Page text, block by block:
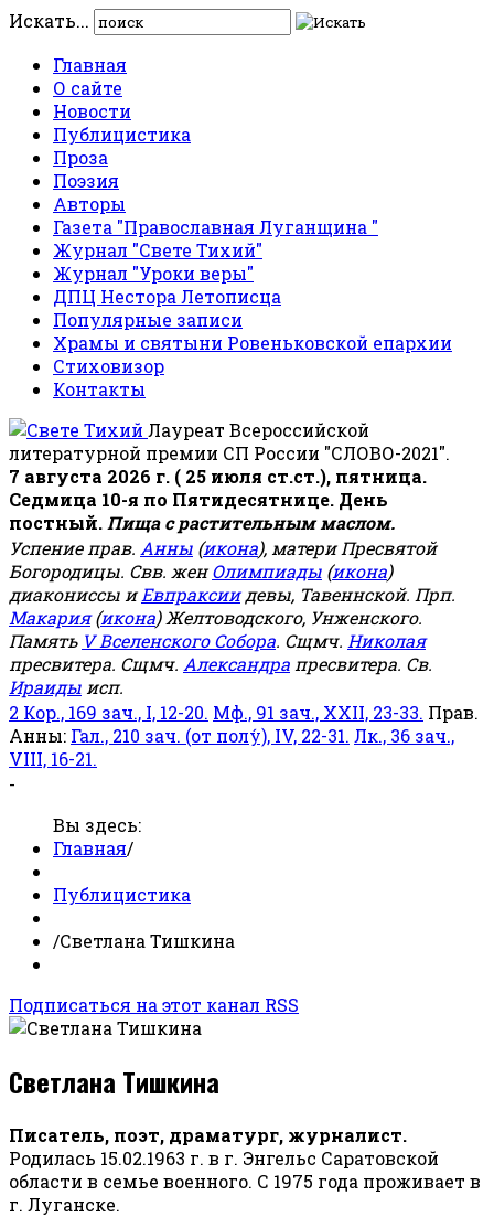
Искать...
Главная
О сайте
Новости
Публицистика
Проза
Поэзия
Авторы
Газета "Православная Луганщина "
Журнал "Свете Тихий"
Журнал "Уроки веры"
ДПЦ Нестора Летописца
Популярные записи
Храмы и святыни Ровеньковской епархии
Стиховизор
Контакты
Лауреат Всероссийской
литературной премии СП России "СЛОВО-2021".
7 августа 2026 г. ( 25 июля ст.ст.), пятница.
Седмица 10-я по Пятидесятнице. День
постный. Пища с растительным маслом.
Успение прав. Анны (икона), матери Пресвятой
Богородицы. Свв. женОлимпиады (икона)
диакониссы иЕвпраксиидевы, Тавеннской. Прп.
Макария(икона) Желтоводского, Унженского.
Память V Вселенского Собора. Сщмч. Николая
пресвитера. Сщмч. Александра пресвитера. Св.
Ираиды исп.
2 Кор., 169 зач., I, 12-20. Мф., 91 зач., XXII, 23-33. Прав.
Анны: Гал., 210 зач. (от полу́), IV, 22-31. Лк., 36 зач.,
VIII, 16-21.
-
Вы здесь:
Главная/
Публицистика
/Светлана Тишкина
Подписаться на этот канал RSS
Светлана Тишкина
Писатель, поэт, драматург, журналист.
Родилась 15.02.1963 г. в г. Энгельс Саратовской
области в семье военного. С 1975 года проживает в
г. Луганске.